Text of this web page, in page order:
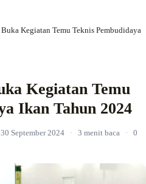
Kegiatan Temu Teknis Pembudidaya
Kegiatan Temu
Ikan Tahun 2024
30 September 2024 · 3 menit baca ·
0